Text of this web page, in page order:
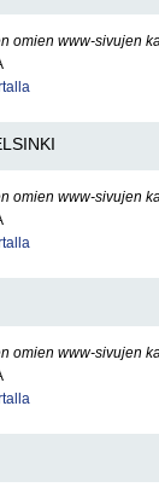
omien www-sivujen
omien www-sivujen
omien www-sivujen